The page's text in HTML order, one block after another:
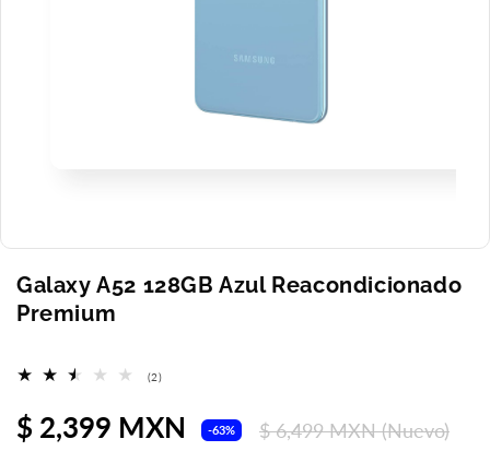
ventana
modal
Galaxy A52 128GB Azul Reacondicionado
Premium
(2)2
Precio
$ 2,399 MXN -63%
Precio
$ 6,499 MXN(Nuevo)